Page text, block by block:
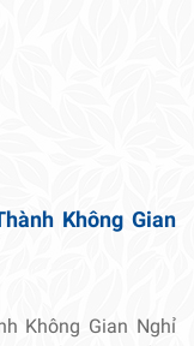
Không Gian
Không Gian Nghỉ